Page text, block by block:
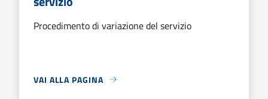
Procedimento di variazione del servizio
VAI ALLA PAGINA